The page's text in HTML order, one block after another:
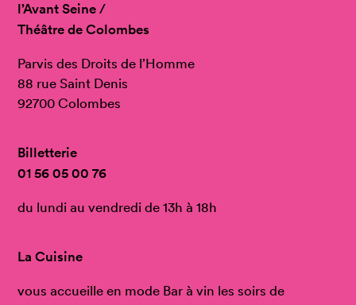
l’Avant Seine /
Théâtre de Colombes
Parvis des Droits de l’Homme
88 rue Saint Denis
92700 Colombes
Billetterie
01 56 05 00 76
du lundi au vendredi de 13h à 18h
La Cuisine
vous accueille en mode Bar à vin les soirs de